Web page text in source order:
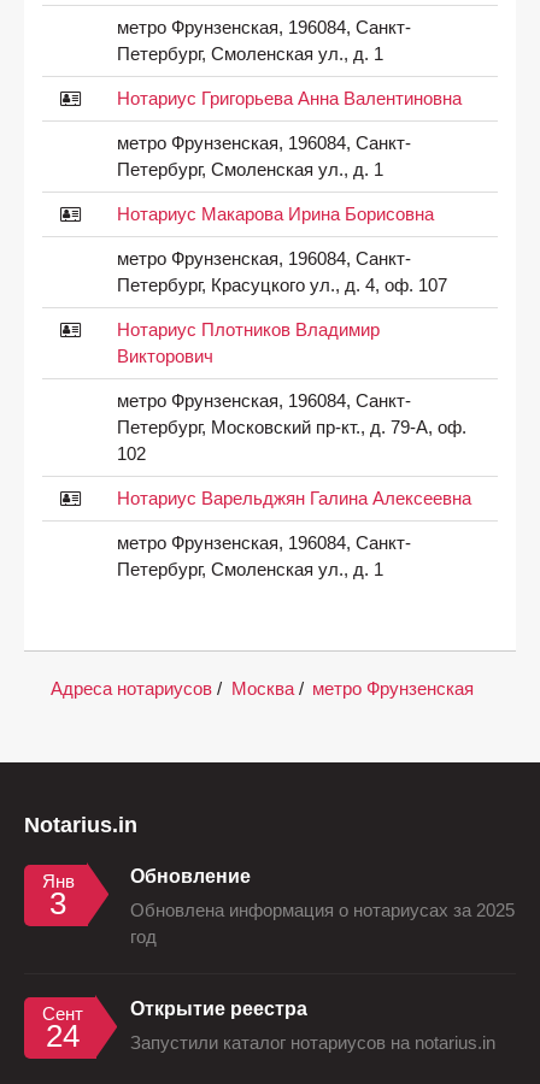
метро Фрунзенская, 196084, Санкт-
Петербург, Смоленская ул., д. 1
Нотариус Григорьева Анна Валентиновна
метро Фрунзенская, 196084, Санкт-
Петербург, Смоленская ул., д. 1
Нотариус Макарова Ирина Борисовна
метро Фрунзенская, 196084, Санкт-
Петербург, Красуцкого ул., д. 4, оф. 107
Нотариус Плотников Владимир
Викторович
метро Фрунзенская, 196084, Санкт-
Петербург, Московский пр-кт., д. 79-А, оф.
102
Нотариус Варельджян Галина Алексеевна
метро Фрунзенская, 196084, Санкт-
Петербург, Смоленская ул., д. 1
Адреса нотариусов / Москва / метро Фрунзенская
Notarius.in
Янв
3
Обновление
Обновлена информация о нотариусах за 2025
год
Сент
24
Открытие реестра
Запустили каталог нотариусов на notarius.in